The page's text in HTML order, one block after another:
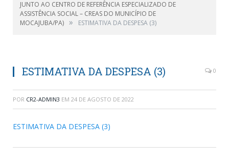
JUNTO AO CENTRO DE REFERÊNCIA ESPECIALIZADO DE
ASSISTÊNCIA SOCIAL – CREAS DO MUNICÍPIO DE
MOCAJUBA/PA) » ESTIMATIVA DA DESPESA (3)
ESTIMATIVA DA DESPESA (3) 0
POR CR2-ADMIN3 EM 24 DE AGOSTO DE 2022
ESTIMATIVA DA DESPESA (3)